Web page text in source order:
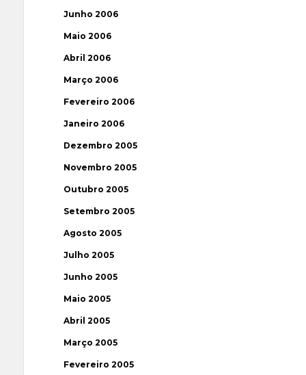
Junho 2006
Maio 2006
Abril 2006
Março 2006
Fevereiro 2006
Janeiro 2006
Dezembro 2005
Novembro 2005
Outubro 2005
Setembro 2005
Agosto 2005
Julho 2005
Junho 2005
Maio 2005
Abril 2005
Março 2005
Fevereiro 2005